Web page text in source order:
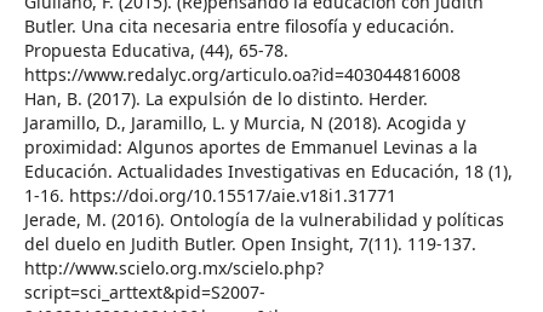
Butler. Una cita necesaria entre filosofía y educación.
Propuesta Educativa, (44), 65-78.
https://www.redalyc.org/articulo.oa?id=403044816008
Han, B. (2017). La expulsión de lo distinto. Herder.
Jaramillo, D., Jaramillo, L. y Murcia, N (2018). Acogida y
proximidad: Algunos aportes de Emmanuel Levinas a la
Educación. Actualidades Investigativas en Educación, 18 (1),
1-16. https://doi.org/10.15517/aie.v18i1.31771
Jerade, M. (2016). Ontología de la vulnerabilidad y políticas
del duelo en Judith Butler. Open Insight, 7(11). 119-137.
http://www.scielo.org.mx/scielo.php?
script=sci_arttext&pid=S2007-